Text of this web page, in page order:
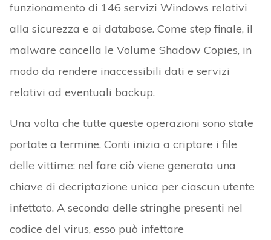
funzionamento di 146 servizi Windows relativi
alla sicurezza e ai database. Come step finale, il
malware cancella le Volume Shadow Copies, in
modo da rendere inaccessibili dati e servizi
relativi ad eventuali backup.
Una volta che tutte queste operazioni sono state
portate a termine, Conti inizia a criptare i file
delle vittime: nel fare ciò viene generata una
chiave di decriptazione unica per ciascun utente
infettato. A seconda delle stringhe presenti nel
codice del virus, esso può infettare